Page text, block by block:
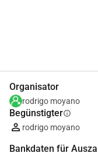
Organisator
rodrigo moyano
Begünstigterinfo
rodrigo moyano
Bankdaten für